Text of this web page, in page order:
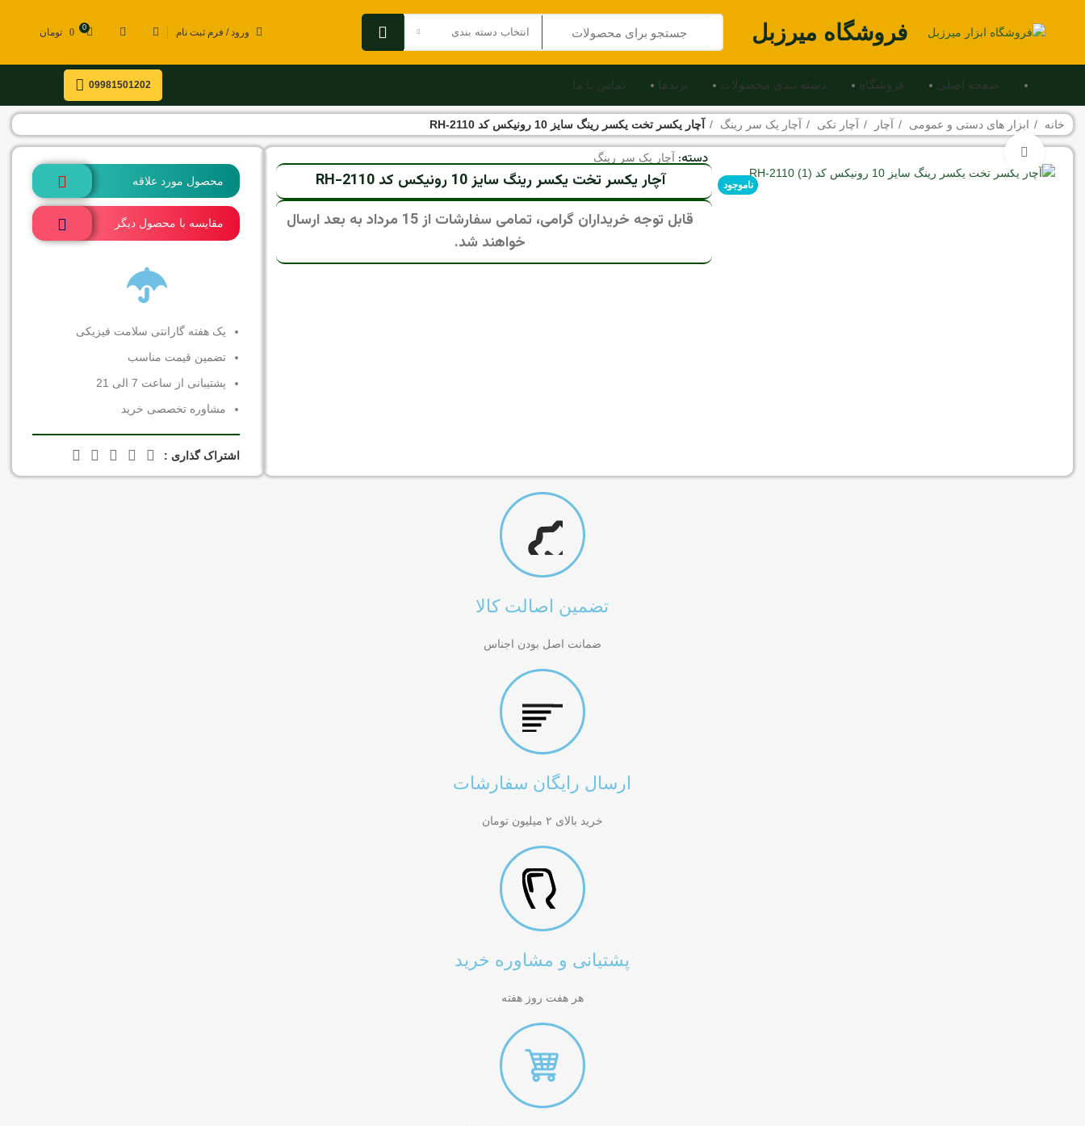
فروشگاه میرزبل انتخاب دسته بندی ورود / فرم ثبت نام 0
0 تومان
صفحه اصلی فروشگاه دسته بندی محصولات برندها تماس با ما 09981501202
خانه ابزار های دستی و عمومی آچار آچار تکی آچار یک سر رینگ آچار یکسر تخت یکسر رینگ سایز 10 رونیکس کد RH-2110
ناموجود
دسته: آچار یک سر رینگ
آچار یکسر تخت یکسر رینگ سایز 10 رونیکس کد RH-2110
قابل توجه خریداران گرامی، تمامی سفارشات از 15 مرداد به بعد ارسال
خواهند شد.
محصول مورد علاقه
مقایسه با محصول دیگر
یک هفته گارانتی سلامت فیزیکی
تضمین قیمت مناسب
پشتیبانی از ساعت 7 الی 21
مشاوره تخصصی خرید
اشتراک گذاری :
تضمین اصالت کالا
ضمانت اصل بودن اجناس
ارسال رایگان سفارشات
خرید بالای ۲ میلیون تومان
پشتیانی و مشاوره خرید
هر هفت روز هفته